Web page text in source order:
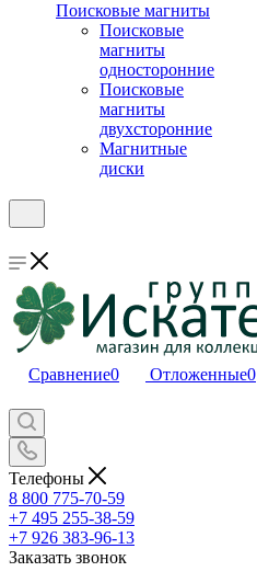
Поисковые магниты
Поисковые
магниты
односторонние
Поисковые
магниты
двухсторонние
Магнитные
диски
Сравнение0 Отложенные0
Телефоны
8 800 775-70-59
+7 495 255-38-59
+7 926 383-96-13
Заказать звонок